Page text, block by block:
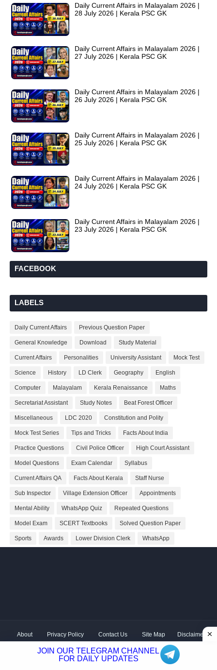
Daily Current Affairs in Malayalam 2026 |
28 July 2026 | Kerala PSC GK
Daily Current Affairs in Malayalam 2026 |
27 July 2026 | Kerala PSC GK
Daily Current Affairs in Malayalam 2026 |
26 July 2026 | Kerala PSC GK
Daily Current Affairs in Malayalam 2026 |
25 July 2026 | Kerala PSC GK
Daily Current Affairs in Malayalam 2026 |
24 July 2026 | Kerala PSC GK
Daily Current Affairs in Malayalam 2026 |
23 July 2026 | Kerala PSC GK
FACEBOOK
LABELS
Daily Current Affairs Previous Question Paper
General Knowledge Download Study Material
Current Affairs Personalities University Assistant Mock Test
Science History LD Clerk Geography English
Computer Malayalam Kerala Renaissance Maths
Secretariat Assistant Study Notes Beat Forest Officer
Miscellaneous LDC 2020 Constitution and Polity
Mock Test Series Tips and Tricks Facts About India
Practice Questions Civil Police Officer High Court Assistant
Model Questions Exam Calendar Syllabus
Current Affairs QA Facts About Kerala Staff Nurse
Sub Inspector Village Extension Officer Appointments
Mental Ability WhatsApp Quiz Repeated Questions
Model Exam SCERT Textbooks Solved Question Paper
Sports Awards Lower Division Clerk WhatsApp
JOIN OUR TELEGRAM CHANNEL
FOR DAILY UPDATES
About Privacy Policy Contact Us Site Map Disclaimer
Hum
Hindustani| Distributed byKerala PSC GK